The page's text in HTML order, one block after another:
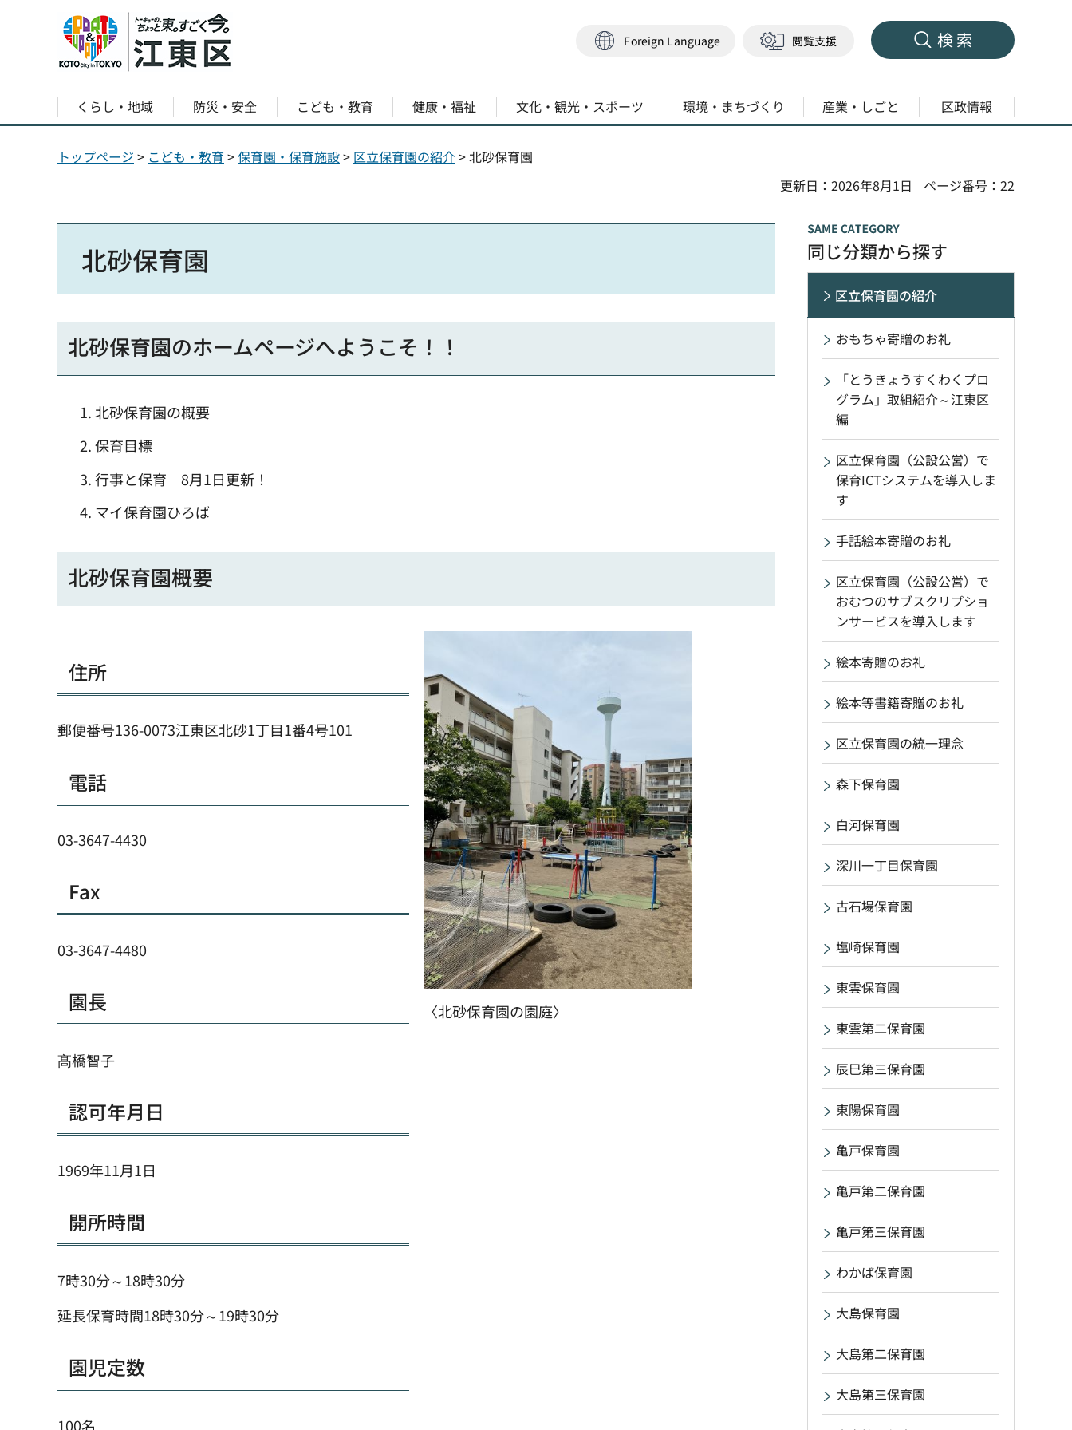
Foreign Language 閲覧支援 検索
くらし・地域 防災・安全 こども・教育 健康・福祉 文化・観光・スポーツ 環境・まちづくり 産業・しごと 区政情報
トップページ > こども・教育 >保育園・保育施設> 区立保育園の紹介> 北砂保育園
更新日：2026年8月1日
ページ番号：22
北砂保育園
北砂保育園のホームページへようこそ！！
北砂保育園の概要
保育目標
行事と保育 8月1日更新！
マイ保育園ひろば
北砂保育園概要
住所
郵便番号136-0073江東区北砂1丁目1番4号101
電話
03-3647-4430
Fax
03-3647-4480
園長
髙橋智子
認可年月日
1969年11月1日
開所時間
7時30分～18時30分
延長保育時間18時30分～19時30分
園児定数
100名
〈北砂保育園の園庭〉
同じ分類から探す
区立保育園の紹介
おもちゃ寄贈のお礼
「とうきょうすくわくプロ
グラム」取組紹介～江東区
編
区立保育園（公設公営）で
保育ICTシステムを導入しま
す
手話絵本寄贈のお礼
区立保育園（公設公営）で
おむつのサブスクリプショ
ンサービスを導入します
絵本寄贈のお礼
絵本等書籍寄贈のお礼
区立保育園の統一理念
森下保育園
白河保育園
深川一丁目保育園
古石場保育園
塩崎保育園
東雲保育園
東雲第二保育園
辰巳第三保育園
東陽保育園
亀戸保育園
亀戸第二保育園
亀戸第三保育園
わかば保育園
大島保育園
大島第二保育園
大島第三保育園